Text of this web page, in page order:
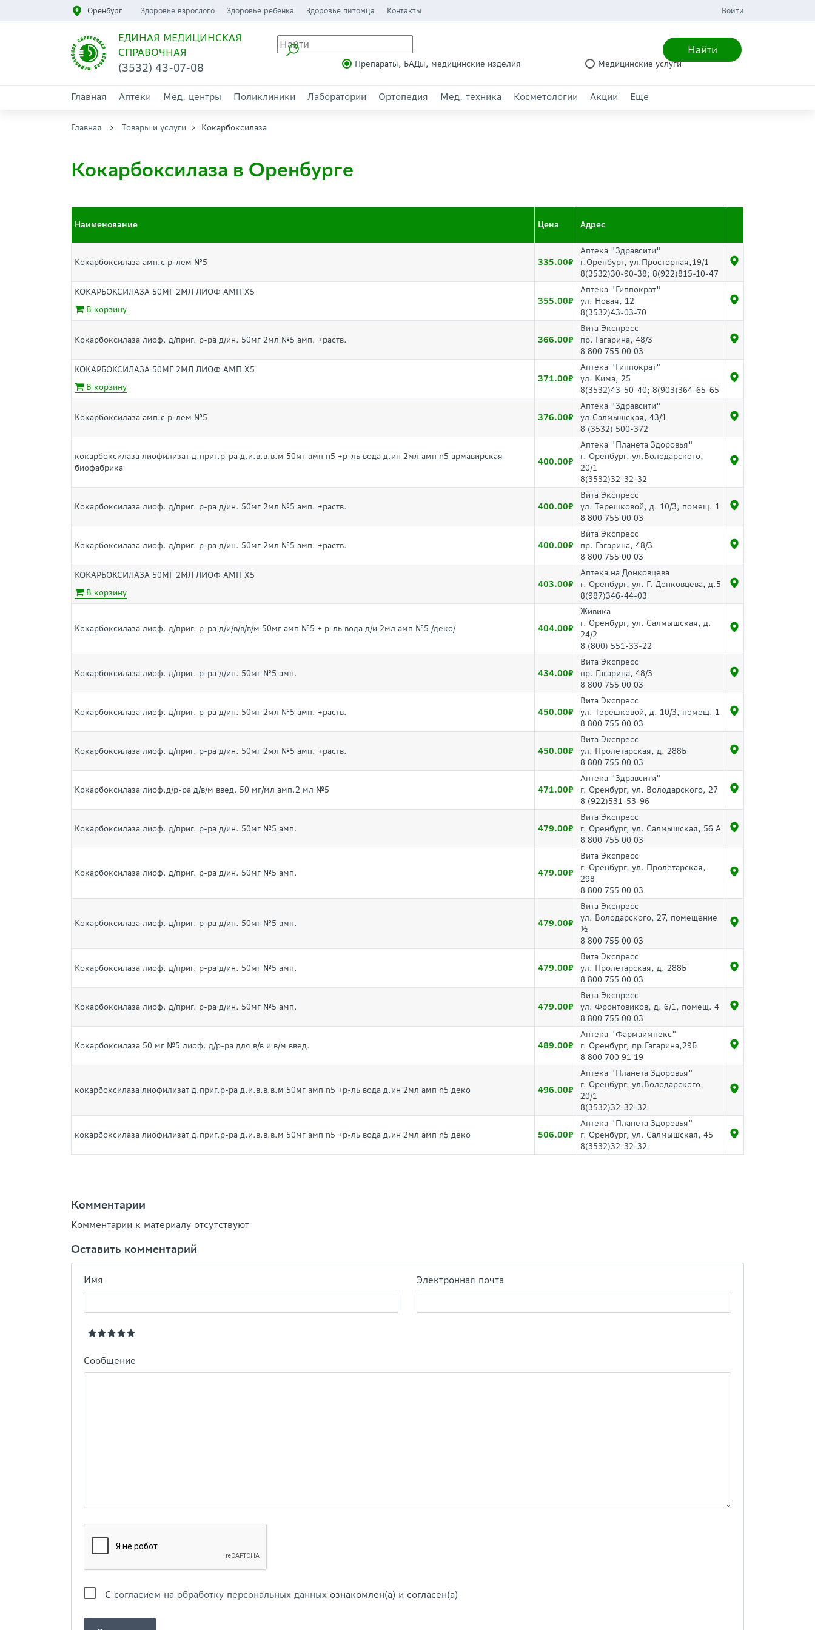
Оренбург Здоровье взрослого Здоровье ребенка Здоровье питомца Контакты Войти
ЕДИНАЯ МЕДИЦИНСКАЯ
СПРАВОЧНАЯ
(3532) 43-07-08
Найти
Препараты, БАДы, медицинские изделия Медицинские услуги
Главная Аптеки Мед. центры Поликлиники Лаборатории Ортопедия Мед. техника Косметологии Акции Еще
Главная Товары и услуги Кокарбоксилаза
Кокарбоксилаза в Оренбурге
Наименование Цена Адрес
Кокарбоксилаза амп.с р-лем №5 335.00
Аптека "Здравсити"
г.Оренбург, ул.Просторная,19/1
8(3532)30-90-38; 8(922)815-10-47
КОКАРБОКСИЛАЗА 50МГ 2МЛ ЛИОФ АМП Х5
В корзину
355.00
Аптека "Гиппократ"
ул. Новая, 12
8(3532)43-03-70
Кокарбоксилаза лиоф. д/приг. р-ра д/ин. 50мг 2мл №5 амп. +раств. 366.00
Вита Экспресс
пр. Гагарина, 48/3
8 800 755 00 03
КОКАРБОКСИЛАЗА 50МГ 2МЛ ЛИОФ АМП Х5
В корзину
371.00
Аптека "Гиппократ"
ул. Кима, 25
8(3532)43-50-40; 8(903)364-65-65
Кокарбоксилаза амп.с р-лем №5 376.00
Аптека "Здравсити"
ул.Салмышская, 43/1
8 (3532) 500-372
кокарбоксилаза лиофилизат д.приг.р-ра д.и.в.в.в.м 50мг амп n5 +р-ль вода д.ин 2мл амп n5 армавирская
биофабрика
400.00
Аптека "Планета Здоровья"
г. Оренбург, ул.Володарского,
20/1
8(3532)32-32-32
Кокарбоксилаза лиоф. д/приг. р-ра д/ин. 50мг 2мл №5 амп. +раств. 400.00
Вита Экспресс
ул. Терешковой, д. 10/3, помещ. 1
8 800 755 00 03
Кокарбоксилаза лиоф. д/приг. р-ра д/ин. 50мг 2мл №5 амп. +раств. 400.00
Вита Экспресс
пр. Гагарина, 48/3
8 800 755 00 03
КОКАРБОКСИЛАЗА 50МГ 2МЛ ЛИОФ АМП Х5
В корзину
403.00
Аптека на Донковцева
г. Оренбург, ул. Г. Донковцева, д.5
8(987)346-44-03
Кокарбоксилаза лиоф. д/приг. р-ра д/и/в/в/в/м 50мг амп №5 + р-ль вода д/и 2мл амп №5 /деко/ 404.00
Живика
г. Оренбург, ул. Салмышская, д.
24/2
8 (800) 551-33-22
Кокарбоксилаза лиоф. д/приг. р-ра д/ин. 50мг №5 амп. 434.00
Вита Экспресс
пр. Гагарина, 48/3
8 800 755 00 03
Кокарбоксилаза лиоф. д/приг. р-ра д/ин. 50мг 2мл №5 амп. +раств. 450.00
Вита Экспресс
ул. Терешковой, д. 10/3, помещ. 1
8 800 755 00 03
Кокарбоксилаза лиоф. д/приг. р-ра д/ин. 50мг 2мл №5 амп. +раств. 450.00
Вита Экспресс
ул. Пролетарская, д. 288Б
8 800 755 00 03
Кокарбоксилаза лиоф.д/р-ра д/в/м введ. 50 мг/мл амп.2 мл №5 471.00
Аптека "Здравсити"
г. Оренбург, ул. Володарского, 27
8 (922)531-53-96
Кокарбоксилаза лиоф. д/приг. р-ра д/ин. 50мг №5 амп. 479.00
Вита Экспресс
г. Оренбург, ул. Салмышская, 56 А
8 800 755 00 03
Кокарбоксилаза лиоф. д/приг. р-ра д/ин. 50мг №5 амп. 479.00
Вита Экспресс
г. Оренбург, ул. Пролетарская,
298
8 800 755 00 03
Кокарбоксилаза лиоф. д/приг. р-ра д/ин. 50мг №5 амп. 479.00
Вита Экспресс
ул. Володарского, 27, помещение
½
8 800 755 00 03
Кокарбоксилаза лиоф. д/приг. р-ра д/ин. 50мг №5 амп. 479.00
Вита Экспресс
ул. Пролетарская, д. 288Б
8 800 755 00 03
Кокарбоксилаза лиоф. д/приг. р-ра д/ин. 50мг №5 амп. 479.00
Вита Экспресс
ул. Фронтовиков, д. 6/1, помещ. 4
8 800 755 00 03
Кокарбоксилаза 50 мг №5 лиоф. д/р-ра для в/в и в/м введ. 489.00
Аптека "Фармаимпекс"
г. Оренбург, пр.Гагарина,29Б
8 800 700 91 19
кокарбоксилаза лиофилизат д.приг.р-ра д.и.в.в.в.м 50мг амп n5 +р-ль вода д.ин 2мл амп n5 деко 496.00
Аптека "Планета Здоровья"
г. Оренбург, ул.Володарского,
20/1
8(3532)32-32-32
кокарбоксилаза лиофилизат д.приг.р-ра д.и.в.в.в.м 50мг амп n5 +р-ль вода д.ин 2мл амп n5 деко 506.00
Аптека "Планета Здоровья"
г. Оренбург, ул. Салмышская, 45
8(3532)32-32-32
Комментарии
Комментарии к материалу отсутствуют
Оставить комментарий
Имя Электронная почта
Сообщение
С согласием на обработку персональных данных ознакомлен(а) и согласен(а)